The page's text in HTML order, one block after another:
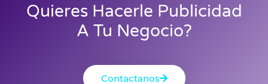
Quieres Hacerle Publicidad
A Tu Negocio?
Contactanos